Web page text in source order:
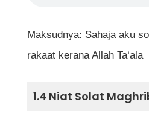
Rujukan
Maksudnya: Sahaja aku
rakaat kerana Allah Ta‘ala
1.4 Niat Solat